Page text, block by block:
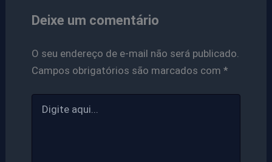
Deixe um comentário
O seu endereço de e-mail não será publicado.
Campos obrigatórios são marcados com *
aqui...